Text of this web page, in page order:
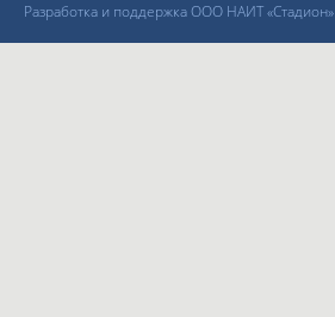
Разработка и поддержка ООО НАИТ «Стадион»